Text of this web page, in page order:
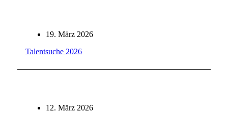
19. März 2026
Talentsuche 2026
12. März 2026